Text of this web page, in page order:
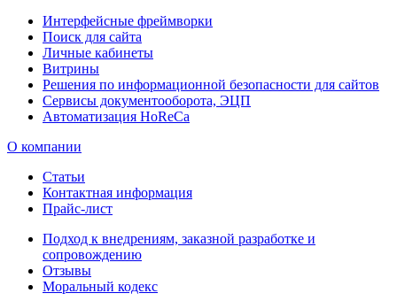
Интерфейсные фреймворки
Поиск для сайта
Личные кабинеты
Витрины
Решения по информационной безопасности для сайтов
Сервисы документооборота, ЭЦП
Автоматизация HoReCa
О компании
Статьи
Контактная информация
Прайс-лист
Подход к внедрениям, заказной разработке и
сопровождению
Отзывы
Моральный кодекс